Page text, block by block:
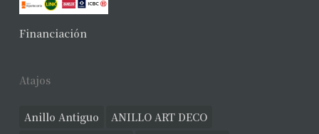
Financiación
Atajos
Anillo Antiguo
ANILLO ART DECO